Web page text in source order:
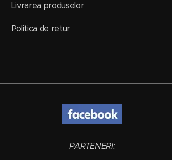
Livrarea produselor
Politica de retur
PARTENERI: